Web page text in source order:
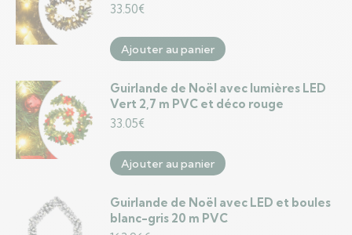
33.50€
Ajouter au panier
Guirlande de Noël avec lumières LED
Vert 2,7 m PVC et déco rouge
33.05€
Ajouter au panier
Guirlande de Noël avec LED et boules
blanc-gris 20 m PVC